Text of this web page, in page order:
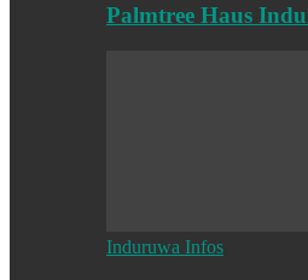
Palmtree Haus
Induruwa Infos